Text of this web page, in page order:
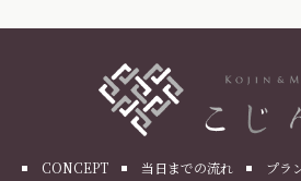
CONCEPT 当日までの流れ
プラ